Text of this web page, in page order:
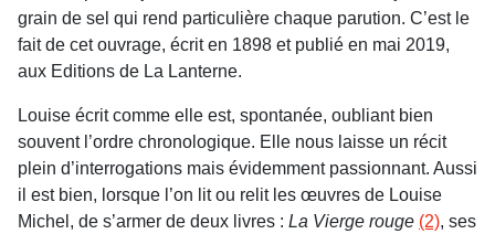
grain de sel qui rend particulière chaque parution. C’est le
fait de cet ouvrage, écrit en 1898 et publié en mai 2019,
aux Editions de La Lanterne.
Louise écrit comme elle est, spontanée, oubliant bien
souvent l’ordre chronologique. Elle nous laisse un récit
plein d’interrogations mais évidemment passionnant. Aussi
il est bien, lorsque l’on lit ou relit les œuvres de Louise
Michel, de s’armer de deux livres : La Vierge rouge (2), ses